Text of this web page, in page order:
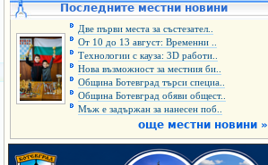
Последните местни новини
Две първи места за състезател..
От 10 до 13 август: Временни ..
Технологии с кауза: 3D работи..
Нова възможност за местния би..
Община Ботевград търси специа..
Община Ботевград обяви общест..
Мъж е задържан за нанесен поб..
още местни новини »